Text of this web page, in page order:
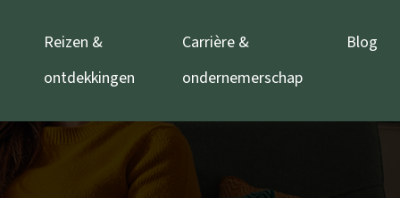
Reizen &
ontdekkingen
Carrière &
ondernemerschap
Blog